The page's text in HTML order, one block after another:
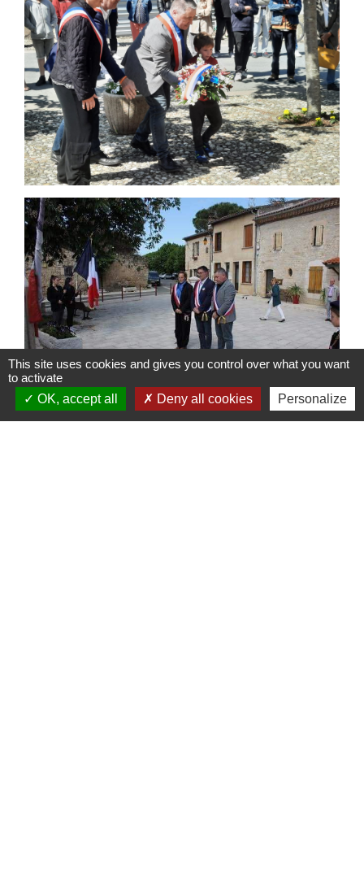
This site uses cookies and gives you control over what you want
to activate
OK, accept all
Deny all cookies Personalize